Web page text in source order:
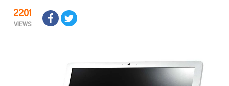
2201
VIEWS